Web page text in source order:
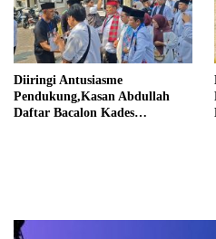
Diiringi Antusiasme
Pendukung,Kasan Abdullah
Daftar Bacalon Kades